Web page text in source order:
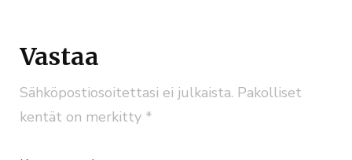
Vastaa
Sähköpostiosoitettasi ei julkaista. Pakolliset
kentät on merkitty *